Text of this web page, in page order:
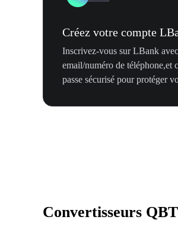
Créez votre compte
Inscrivez-vous sur LBank
email/numéro de téléphone,et
passe sécurisé pour protéger
Convertisseurs